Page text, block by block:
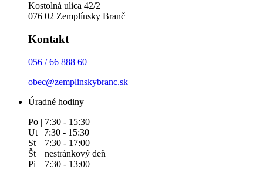
Kostolná ulica 42/2
076 02 Zemplínsky Branč
Kontakt
056 / 66 888 60
obec@zemplinskybranc.sk
Úradné hodiny
Po | 7:30 - 15:30
Ut | 7:30 - 15:30
St | 7:30 - 17:00
Št | nestránkový deň
Pi | 7:30 - 13:00